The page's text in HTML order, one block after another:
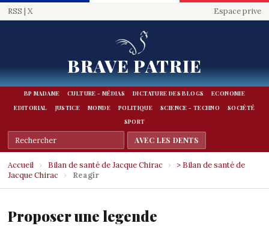
RSS | X Espace prive
BRAVE PATRIE
BP MADAME CULTURE - MÉDIAS DICTATURE DES BLOGS
ECONOMIE
EDITORIAL
JUSTICE MONDE POLITIQUE SCIENCE - TECHNO
SOCIÉTÉ
SPORT
Accueil › Bilan de santé de Jacque Chirac ›
> Bilan de santé de
Jacque Chirac
› Reagir
Proposer une legende